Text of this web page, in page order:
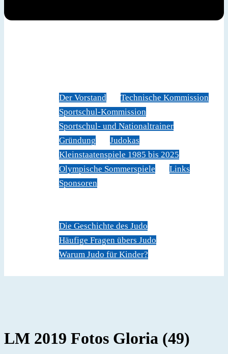
Der Vorstand
Technische Kommission
Sportschul-Kommission
Sportschul- und Nationaltrainer
Gründung
Judokas
Kleinstaatenspiele 1985 bis 2025
Olympische Sommerspiele
Links
Sponsoren
Die Geschichte des Judo
Häufige Fragen übers Judo
Warum Judo für Kinder?
LM 2019 Fotos Gloria (49)